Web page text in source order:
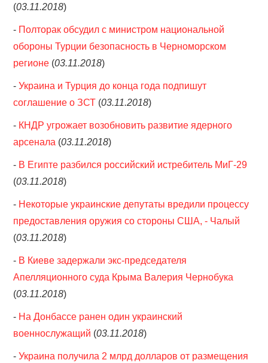
(03.11.2018)
- Полторак обсудил с министром национальной
обороны Турции безопасность в Черноморском
регионе (03.11.2018)
-Украина и Турция до конца года подпишут
соглашение о ЗСТ (03.11.2018)
- КНДР угрожает возобновить развитие ядерного
арсенала (03.11.2018)
- В Египте разбился российский истребитель МиГ-29
(03.11.2018)
- Некоторые украинские депутаты вредили процессу
предоставления оружия со стороны США, - Чалый
(03.11.2018)
- В Киеве задержали экс-председателя
Апелляционного суда Крыма Валерия Чернобука
(03.11.2018)
- На Донбассе ранен один украинский
военнослужащий (03.11.2018)
-Украина получила 2 млрд долларов от размещения